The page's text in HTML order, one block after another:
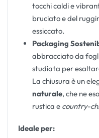
tocchi caldi e
bruciato e del
essiccato.
Packaging
abbracciato da
studiata per
La chiusura è un
naturale, che ne
rustica e country-
Ideale per: